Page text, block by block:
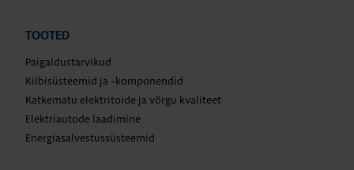
TOOTED
Paigaldustarvikud
Kilbisüsteemid ja -komponendid
Katkematu elektritoide ja võrgu kvaliteet
Elektriautode laadimine
Energiasalvestussüsteemid